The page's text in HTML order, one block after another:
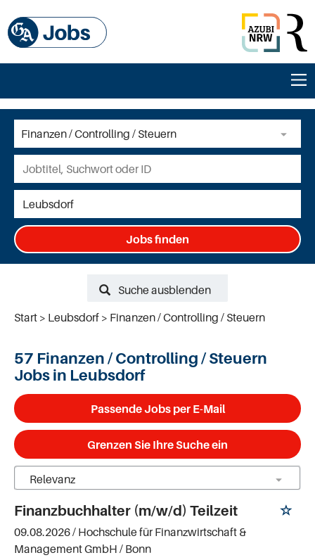
Jobs finden
Suche ausblenden
Start
Leubsdorf Finanzen / Controlling / Steuern
57 Finanzen / Controlling / Steuern
Jobs in Leubsdorf
Passende Jobs per E-Mail
Grenzen Sie Ihre Suche ein
Finanzbuchhalter (m/w/d) Teilzeit
09.08.2026 / Hochschule für Finanzwirtschaft &
Management GmbH / Bonn